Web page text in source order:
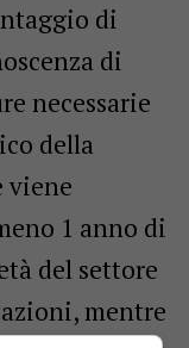
di
di
necessarie
della
viene
1 anno di
del settore
mentre